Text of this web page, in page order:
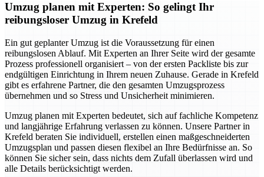
Umzug planen mit Experten: So gelingt Ihr
reibungsloser Umzug in Krefeld
Ein gut geplanter Umzug ist die Voraussetzung für einen
reibungslosen Ablauf. Mit Experten an Ihrer Seite wird der gesamte
Prozess professionell organisiert – von der ersten Packliste bis zur
endgültigen Einrichtung in Ihrem neuen Zuhause. Gerade in Krefeld
gibt es erfahrene Partner, die den gesamten Umzugsprozess
übernehmen und so Stress und Unsicherheit minimieren.
Umzug planen mit Experten bedeutet, sich auf fachliche Kompetenz
und langjährige Erfahrung verlassen zu können. Unsere Partner in
Krefeld beraten Sie individuell, erstellen einen maßgeschneiderten
Umzugsplan und passen diesen flexibel an Ihre Bedürfnisse an. So
können Sie sicher sein, dass nichts dem Zufall überlassen wird und
alle Details berücksichtigt werden.